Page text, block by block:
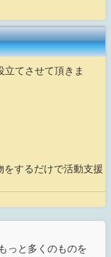
立てさせて頂きま
をするだけで活動支援
っと多くのものを